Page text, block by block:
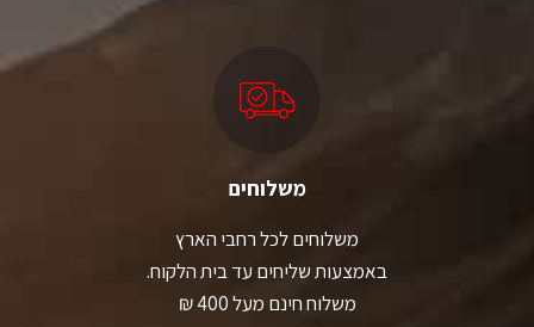
משלוחים
משלוחים לכל רחבי הארץ
באמצעות שליחים עד בית הלקוח.
משלוח חינם מעל 400 ₪